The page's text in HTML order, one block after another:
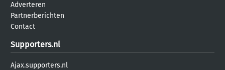
Adverteren
Partnerberichten
Contact
Supporters.nl
Ajax.supporters.nl